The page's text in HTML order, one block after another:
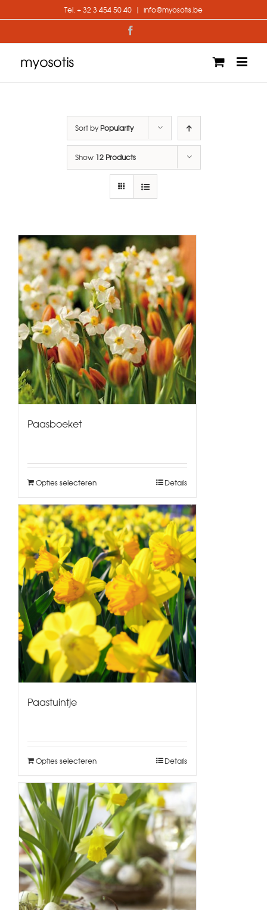
to
Tel. + 32 3 454 50 40 | info@myosotis.be
Sort byPopularity
Show 12 Products
Paasboeket
Opties selecteren Details
Paastuintje
Opties selecteren Details